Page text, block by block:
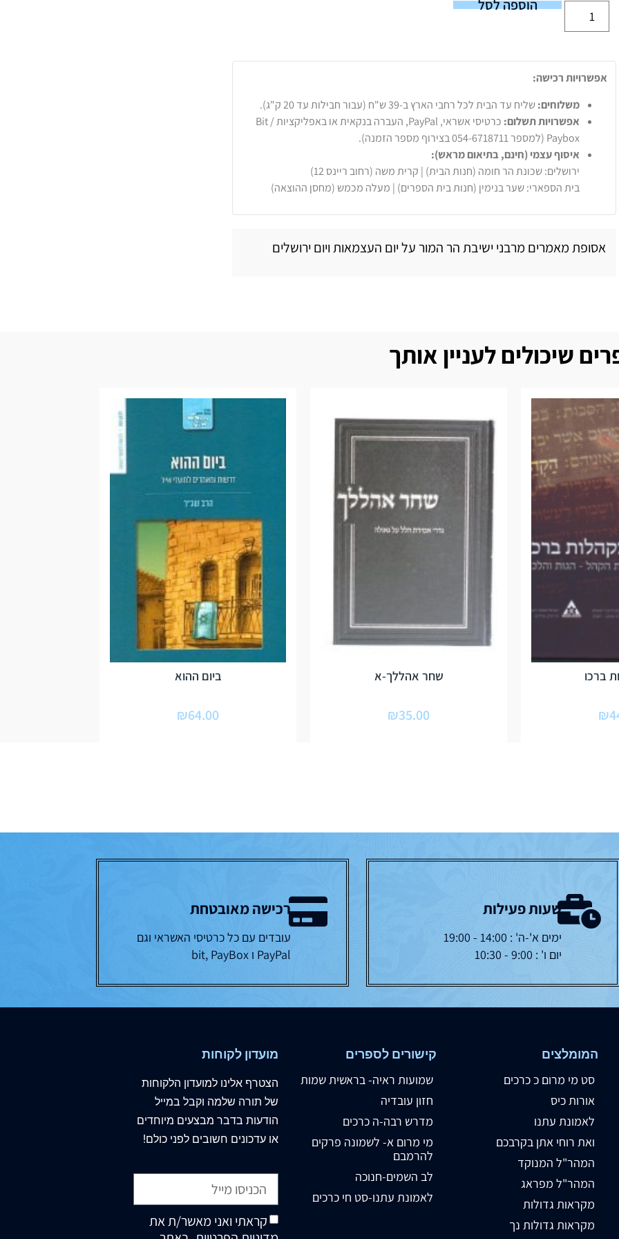
הוספה לסל
אפשרויות רכישה:
משלוחים:שליח עד הבית לכל רחבי הארץ ב-39 ש"ח (עבור חבילות עד 20 ק"ג).
אפשרויות תשלום:
כרטיסי אשראי, PayPal, העברה בנקאית או באפליקציות Bit /
Paybox (למספר 054-6718711 בצירוף מספר הזמנה).
איסוף עצמי (חינם, בתיאום מראש):
ירושלים: שכונת הר חומה (חנות הבית) | קרית משה (רחוב ריינס 12)
בית הספארי: שער בנימין (חנות בית הספרים) | מעלה מכמש (מחסן ההוצאה)
אסופת מאמרים מרבני ישיבת הר המור על יום העצמאות ויום ירושלים
שיכולים לעניין אותך
ברכו
₪
שחר אהללך-א
₪35.00
ביום ההוא
₪64.00
שעות פעילות
ימים א'-ה' : 14:00 - 19:00
יום ו' : 9:00 - 10:30
רכישה מאובטחת
עובדים עם כל כרטיסי האשראי וגם
PayPal ו bit, PayBox
המומלצים
סט מי מרום כ כרכים
אורות כיס
לאמונת עתנו
ואת רוחי אתן בקרבכם
המהר"ל המנוקד
המהר"ל מפראג
מקראות גדולות
מקראות גדולות נך
קישורים לספרים
שמועות ראיה- בראשית שמות
חזון עובדיה
מדרש רבה-ה כרכים
מי מרום א- לשמונה פרקים
להרמבם
לב השמים-חנוכה
לאמונת עתנו-סט חי כרכים
מועדון לקוחות
הצטרף אלינו למועדון הלקוחות
של תורה שלמה וקבל במייל
הודעות בדבר מבצעים מיוחדים
או עדכונים חשובים לפני כולם!
קראתי ואני מאשר/ת את